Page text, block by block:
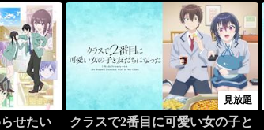
せたい
見放題
クラスで2番目に可愛い女の子と